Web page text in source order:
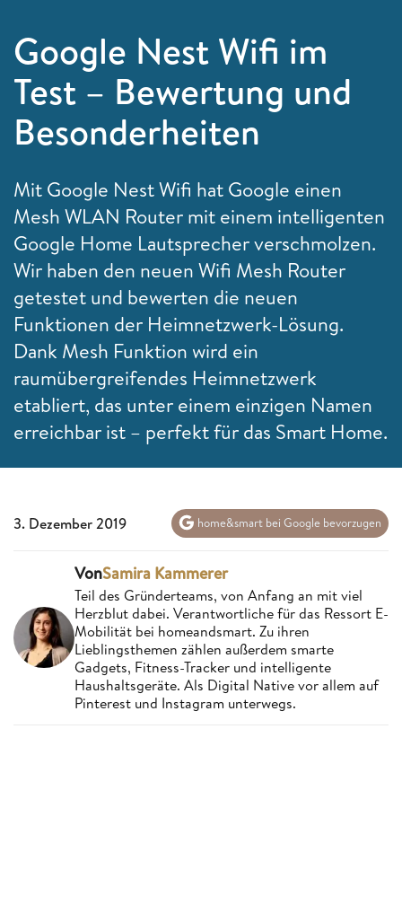
Google Nest Wifi im
Test – Bewertung und
Besonderheiten
Mit Google Nest Wifi hat Google einen
Mesh WLAN Router mit einem intelligenten
Google Home Lautsprecher verschmolzen.
Wir haben den neuen Wifi Mesh Router
getestet und bewerten die neuen
Funktionen der Heimnetzwerk-Lösung.
Dank Mesh Funktion wird ein
raumübergreifendes Heimnetzwerk
etabliert, das unter einem einzigen Namen
erreichbar ist – perfekt für das Smart Home.
3. Dezember 2019 home&smart bei Google bevorzugen
VonSamira Kammerer
Teil des Gründerteams, von Anfang an mit viel
Herzblut dabei. Verantwortliche für das Ressort E-
Mobilität bei homeandsmart. Zu ihren
Lieblingsthemen zählen außerdem smarte
Gadgets, Fitness-Tracker und intelligente
Haushaltsgeräte. Als Digital Native vor allem auf
Pinterest und Instagram unterwegs.